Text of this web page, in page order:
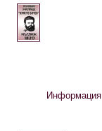
Информация